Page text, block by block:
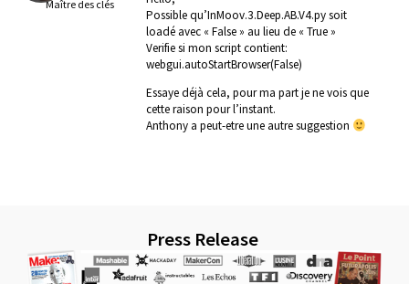
Maître des clés
Possible qu’InMoov.3.Deep.AB.V4.py soit
loadé avec « False » au lieu de « True »
Verifie si mon script contient:
webgui.autoStartBrowser(False)
Essaye déjà cela, pour ma part je ne vois que
cette raison pour l’instant.
Anthony a peut-etre une autre suggestion
Press Release